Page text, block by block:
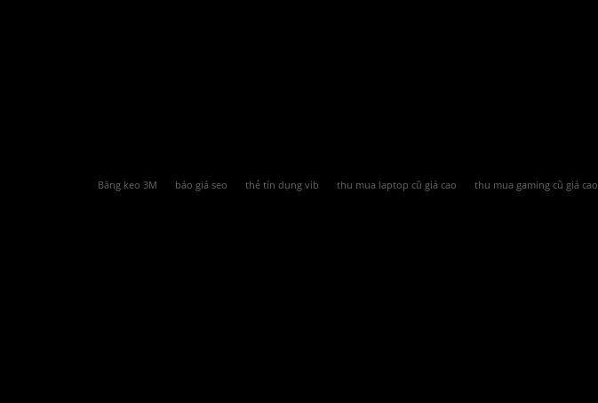
Băng keo 3M báo giá seo thẻ tín dụng vib thu mua laptop cũ giá cao thu mua gaming cũ giá cao